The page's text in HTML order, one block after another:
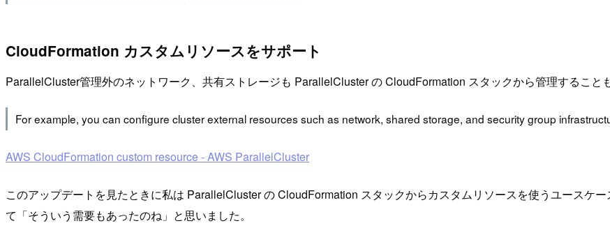
CloudFormation カスタムリソースをサポート
ParallelCluster管理外のネットワーク、共有ストレージも ParallelCluster の CloudFormation スタックから管理すること
For example, you can configure cluster external resources such as network, shared storage, and security group
AWS CloudFormation custom resource - AWS ParallelCluster
このアップデートを見たときに私は ParallelCluster の CloudFormation スタックからカスタムリソースを使うユースケ
て「そういう需要もあったのね」と思いました。